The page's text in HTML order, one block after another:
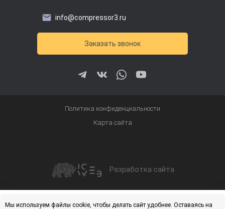
Купить
Получить скидку
info@compressor3.ru
Заказать звонок
Политика конфиденциальности
Карта сайта
Разработка сайта
Мы используем файлы cookie, чтобы делать сайт удобнее. Оставаясь на